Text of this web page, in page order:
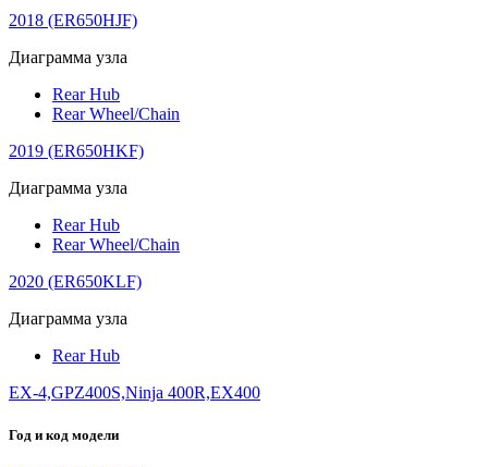
2018 (ER650HJF)
Диаграмма узла
Rear Hub
Rear Wheel/Chain
2019 (ER650HKF)
Диаграмма узла
Rear Hub
Rear Wheel/Chain
2020 (ER650KLF)
Диаграмма узла
Rear Hub
EX-4,GPZ400S,Ninja 400R,EX400
Год и код модели